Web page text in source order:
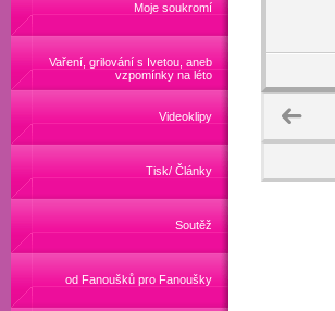
Moje soukromí
Vaření, grilování s Ivetou, aneb
vzpomínky na léto
Videoklipy
Tisk/ Články
Soutěž
od Fanoušků pro Fanoušky